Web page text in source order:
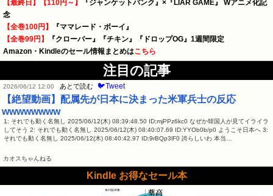
【最終日】【110円～】
『ジャンケットバンク』×『LIAR GAME』 Wアニメ化記
念
【全巻100円】
『ママレード・ボーイ』
【全巻99円】
『クローバー』『チキン』『ドロップOG』1週間限定
Amazon・Kindleのセール情報まとめはこちら
注目の記事
2026/06/12 12:00 あとで読む 🐦Tweet
【絶望動画】配属先が日本に決まった米軍兵士の反応
wwwwwwww
1: それでも動く名無し 2025/06/12(木) 08:39:48.50 ID:mjPPz6kc0 なぜか韓国人が見てイライラ
してそう 2: それでも動く名無し 2025/06/12(木) 08:40:07.69 ID:YYOb0b/p0 ようこそ日本へ 3:
それでも動く名無し 2025/06/12(木) 08:40:42.97 ID:9rBQp3lF0 誇らしいわ 本当…
カオスちゃんねる
Kindle お得なセール本